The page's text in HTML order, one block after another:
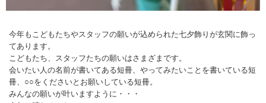
今年もこどもたちやスタッフの願いが込められた七夕飾りが玄関に飾っ
てあります。
こどもたち、スタッフたちの願いはさまざまです。
会いたい人の名前が書いてある短冊、やってみたいことを書いている短
冊、○○をくださいとお願いしている短冊。
みんなの願いが叶いますように・・・